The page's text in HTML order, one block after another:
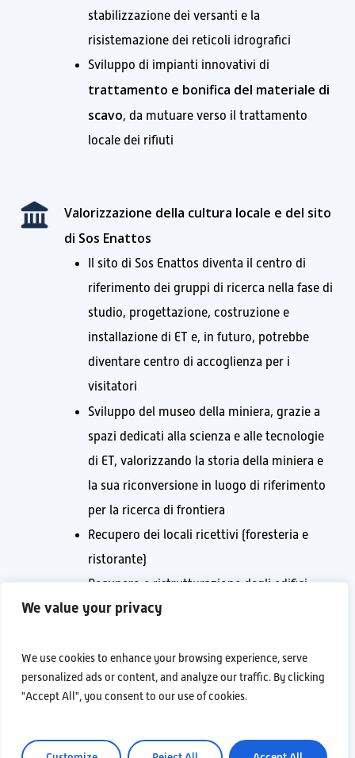
We value your privacy
We use cookies to enhance your browsing experience, serve
personalized ads or content, and analyze our traffic. By clicking
"Accept All", you consent to our use of cookies.
stabilizzazione dei versanti e la
risistemazione dei reticoli idrografici
Sviluppo di impianti innovativi di
trattamento e bonifica del materiale di
scavo, da mutuare verso il trattamento
locale dei rifiuti
Valorizzazione della cultura locale e del sito
di Sos Enattos
Il sito di Sos Enattos diventa il centro di
riferimento dei gruppi di ricerca nella fase di
studio, progettazione, costruzione e
installazione di ET e, in futuro, potrebbe
diventare centro di accoglienza per i
visitatori
Sviluppo del museo della miniera, grazie a
spazi dedicati alla scienza e alle tecnologie
di ET, valorizzando la storia della miniera e
la sua riconversione in luogo di riferimento
per la ricerca di frontiera
Recupero dei locali ricettivi (foresteria e
ristorante)
Recupero e ristrutturazione degli edifici
tecnici della miniera adottando nuove
architettonici dei futuri edifici di superficie
della facility di ET
Valorizzazione della cultura del sito, come